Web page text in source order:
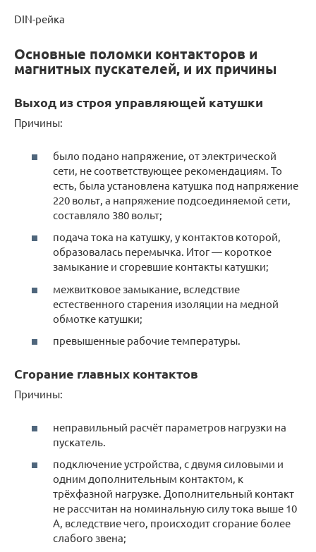
DIN-рейка
Основные поломки контакторов и
магнитных пускателей, и их причины
Выход из строя управляющей катушки
Причины:
было подано напряжение, от электрической
сети, не соответствующее рекомендациям. То
есть, была установлена катушка под напряжение
220 вольт, а напряжение подсоединяемой сети,
составляло 380 вольт;
подача тока на катушку, у контактов которой,
образовалась перемычка. Итог — короткое
замыкание и сгоревшие контакты катушки;
межвитковое замыкание, вследствие
естественного старения изоляции на медной
обмотке катушки;
превышенные рабочие температуры.
Сгорание главных контактов
Причины:
неправильный расчёт параметров нагрузки на
пускатель.
подключение устройства, с двумя силовыми и
одним дополнительным контактом, к
трёхфазной нагрузке. Дополнительный контакт
не рассчитан на номинальную силу тока выше 10
А, вследствие чего, происходит сгорание более
слабого звена;